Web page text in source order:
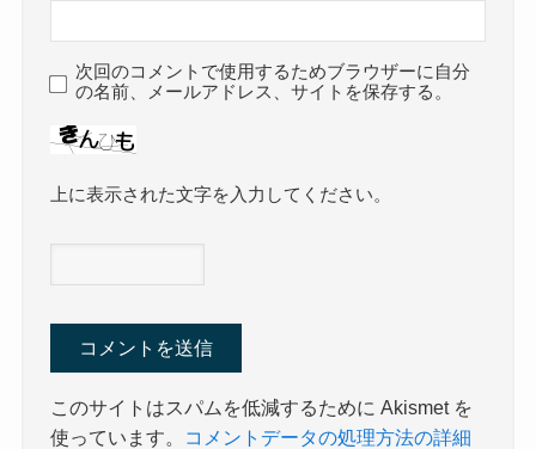
次回のコメントで使用するためブラウザーに自分
の名前、メールアドレス、サイトを保存する。
上に表示された文字を入力してください。
このサイトはスパムを低減するために Akismet を
使っています。
コメントデータの処理方法の詳細